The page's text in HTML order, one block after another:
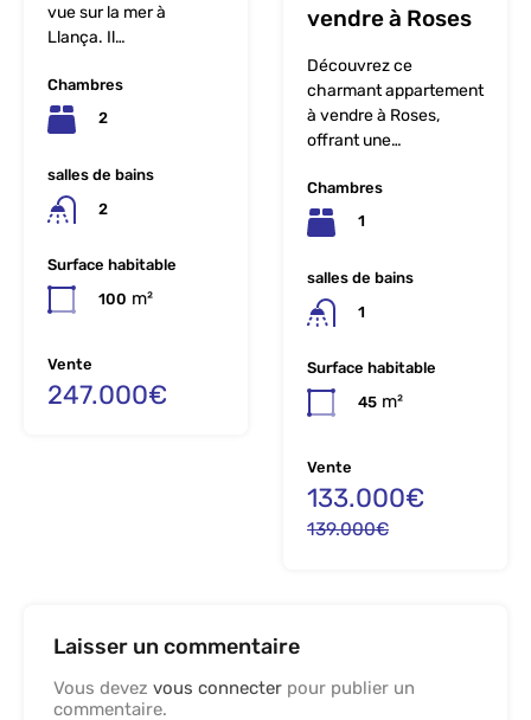
vue sur la mer à
Llança. Il…
Chambres
2
salles de bains
2
Surface habitable
100 m²
Vente
247.000€
vendre à Roses
Découvrez ce
charmant appartement
à vendre à Roses,
offrant une…
Chambres
1
salles de bains
1
Surface habitable
45 m²
Vente
133.000€
139.000€
Laisser un commentaire
Vous devez vous connecter pour publier un
commentaire.